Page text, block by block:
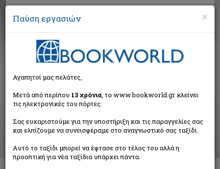
Αναζήτηση
Αποτελέσματα αναζήτησης
Συγγραφέας: Κουνελάκη Μιράντα (4 βιβλία)
Ταξινόμηση ανά:
×
Παύση εργασιών
Αγαπητοί μας πελάτες,
Μετά από περίπου 13 χρόνια, το www.bookworld.gr κλείνει
τις ηλεκτρονικές του πόρτες.
Σας ευχαριστούμε για την υποστήριξη και τις παραγγελίες σας
και ελπίζουμε να συνεισφέραμε στο αναγνωστικό σας ταξίδι.
Αυτό το ταξίδι μπορεί να έφτασε στο τέλος του αλλά η
προοπτική για νέα ταξίδια υπάρχει πάντα.